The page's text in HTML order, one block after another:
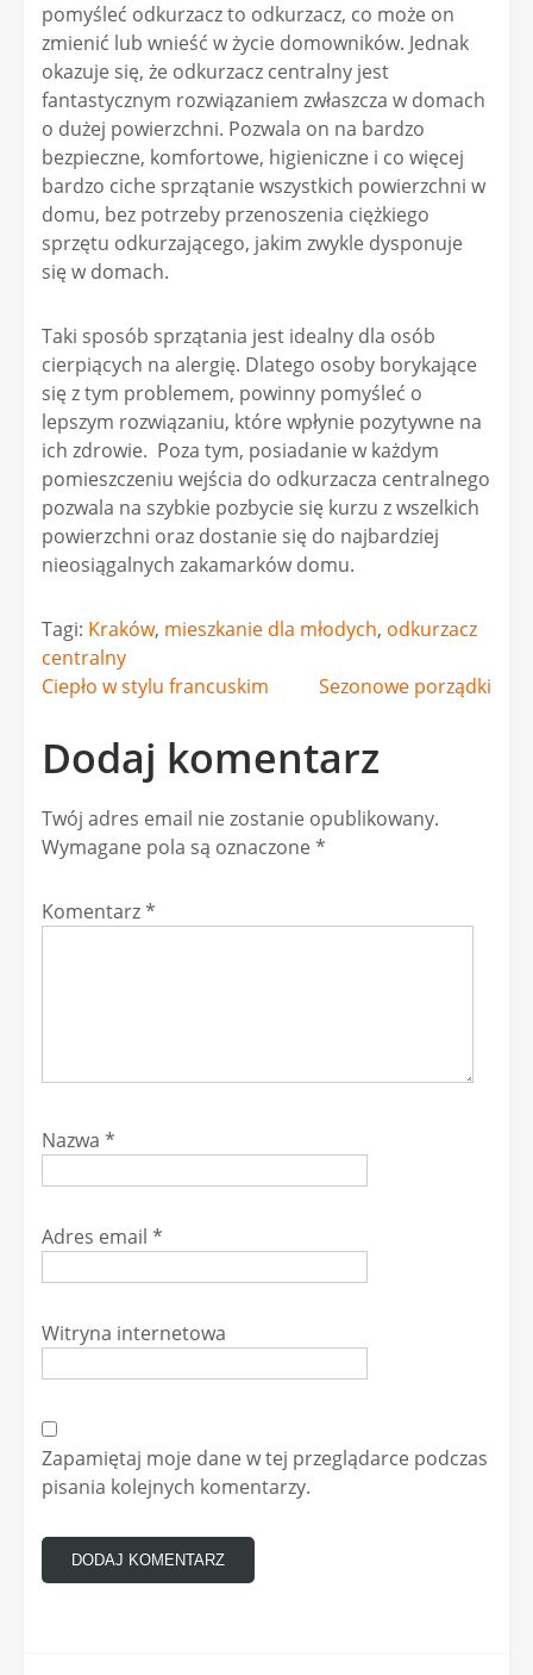
pomyśleć odkurzacz to odkurzacz, co może on
zmienić lub wnieść w życie domowników. Jednak
okazuje się, że odkurzacz centralny jest
fantastycznym rozwiązaniem zwłaszcza w domach
o dużej powierzchni. Pozwala on na bardzo
bezpieczne, komfortowe, higieniczne i co więcej
bardzo ciche sprzątanie wszystkich powierzchni w
domu, bez potrzeby przenoszenia ciężkiego
sprzętu odkurzającego, jakim zwykle dysponuje
się w domach.
Taki sposób sprzątania jest idealny dla osób
cierpiących na alergię. Dlatego osoby borykające
się z tym problemem, powinny pomyśleć o
lepszym rozwiązaniu, które wpłynie pozytywne na
ich zdrowie. Poza tym, posiadanie w każdym
pomieszczeniu wejścia do odkurzacza centralnego
pozwala na szybkie pozbycie się kurzu z wszelkich
powierzchni oraz dostanie się do najbardziej
nieosiągalnych zakamarków domu.
Tagi: Kraków, mieszkanie dla młodych, odkurzacz
centralny
Nawigacja
wpisu
Ciepło w stylu francuskim Sezonowe porządki
Dodaj komentarz
Twój adres email nie zostanie opublikowany.
Wymagane pola są oznaczone *
Komentarz*
Nazwa *
Adres email *
Witryna internetowa
Zapamiętaj moje dane w tej przeglądarce podczas
pisania kolejnych komentarzy.